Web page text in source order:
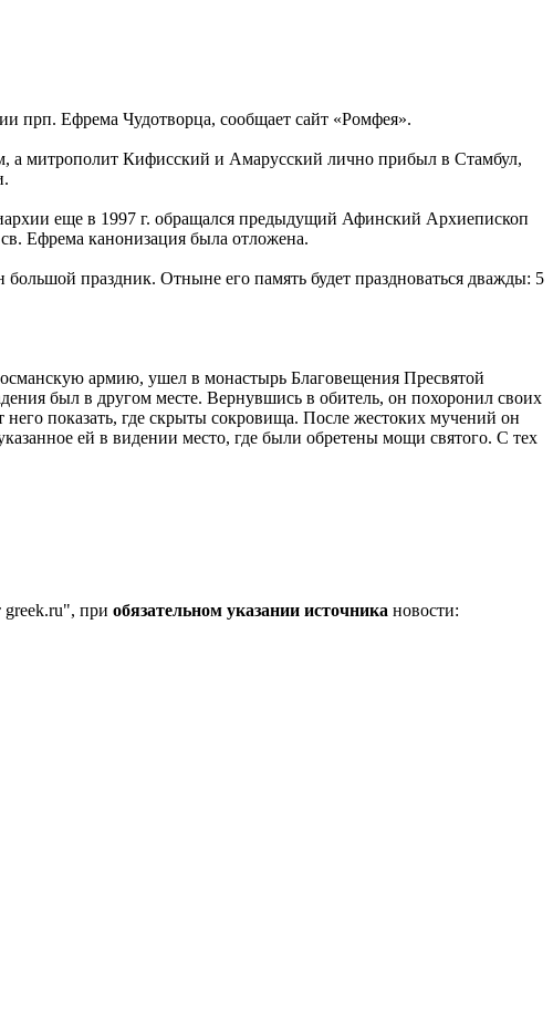
прп. Ефрема Чудотворца, сообщает сайт «Ромфея».
а митрополит Кифисский и Амарусский лично прибыл в Стамбул,
еще в 1997 г. обращался предыдущий Афинский Архиепископ
Ефрема канонизация была отложена.
праздник. Отныне его память будет праздноваться дважды: 5
армию, ушел в монастырь Благовещения Пресвятой
был в другом месте. Вернувшись в обитель, он похоронил своих
показать, где скрыты сокровища. После жестоких мучений он
ей в видении место, где были обретены мощи святого. С тех
greek.ru", при обязательном указании источника новости: